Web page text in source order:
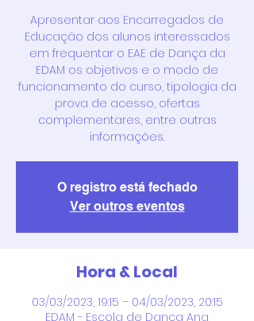
Apresentar aos Encarregados de
Educação dos alunos interessados
em frequentar o EAE de Dança da
EDAM os objetivos e o modo de
funcionamento do curso, tipologia da
prova de acesso, ofertas
complementares, entre outras
informações.
O registro está fechado
Ver outros eventos
Hora & Local
03/03/2023, 19:15 – 04/03/2023, 20:15
EDAM - Escola de Dança Ana